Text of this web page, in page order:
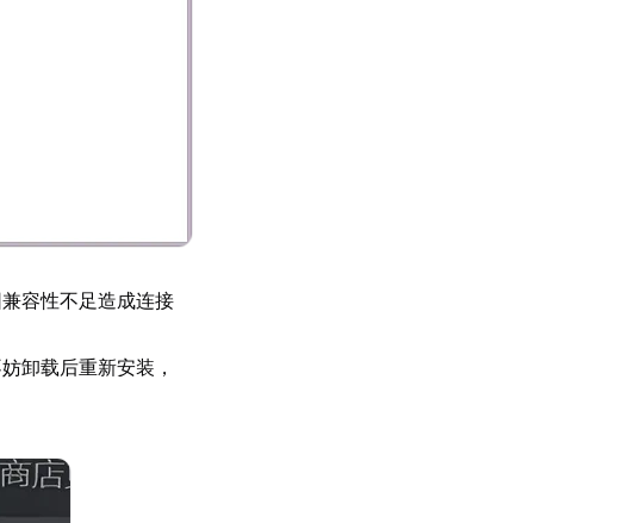
容性不足造成连接
卸载后重新安装，